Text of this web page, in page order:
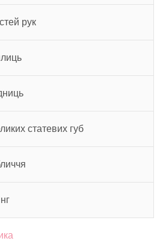
рук
статевих губ